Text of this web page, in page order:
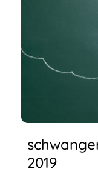
2019